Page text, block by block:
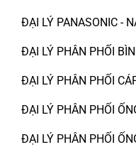
ĐẠI LÝ PANASONIC -
ĐẠI LÝ PHÂN PHỐI
ĐẠI LÝ PHÂN PHỐI
ĐẠI LÝ PHÂN PHỐI
ĐẠI LÝ PHÂN PHỐI